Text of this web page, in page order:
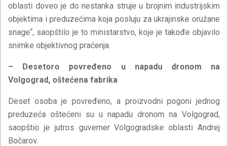
oblasti doveo je do nestanka struje u brojnim industrijskim
objektima i preduzećima koja posluju za ukrajinske oružane
snage“, saopštilo je to ministarstvo, koje je takođe objavilo
snimke objektivnog praćenja.
– Desetoro povređeno u napadu dronom na
Volgograd, oštećena fabrika
Deset osoba je povređeno, a proizvodni pogoni jednog
preduzeća oštećeni su u napadu dronom na Volgograd,
saopštio je jutros guverner Volgogradske oblasti Andrej
Bočarov.